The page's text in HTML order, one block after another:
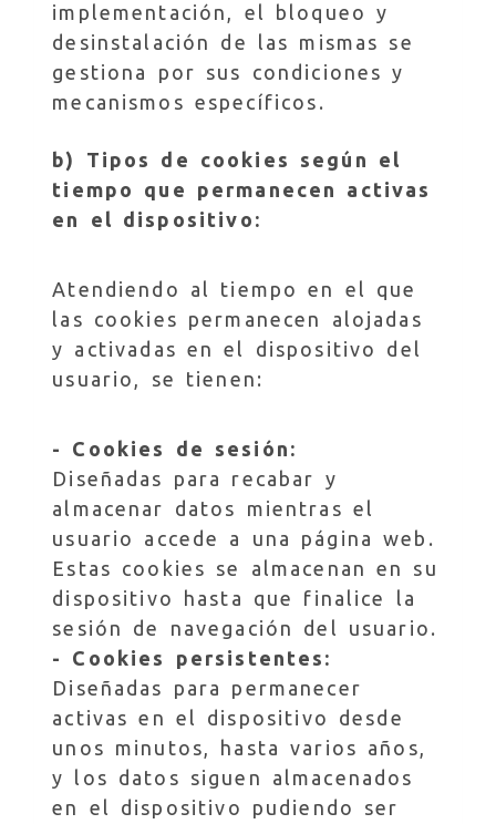
implementación, el bloqueo y
desinstalación de las mismas se
gestiona por sus condiciones y
mecanismos específicos.
b) Tipos de cookies según el
tiempo que permanecen activas
en el dispositivo:
Atendiendo al tiempo en el que
las cookies permanecen alojadas
y activadas en el dispositivo del
usuario, se tienen:
- Cookies de sesión:
Diseñadas para recabar y
almacenar datos mientras el
usuario accede a una página web.
Estas cookies se almacenan en su
dispositivo hasta que finalice la
sesión de navegación del usuario.
- Cookies persistentes:
Diseñadas para permanecer
activas en el dispositivo desde
unos minutos, hasta varios años,
y los datos siguen almacenados
en el dispositivo pudiendo ser